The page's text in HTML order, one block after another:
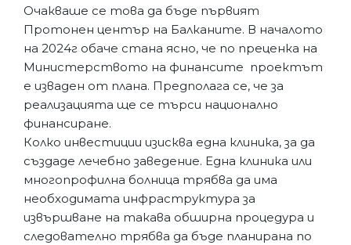
Очакваше се това да бъде първият
Протонен център на Балканите. В началото
на 2024г обаче стана ясно, че по преценка на
Министерството на финансите проектът
е изваден от плана. Предполага се, че за
реализацията ще се търси национално
финансиране.
Колко инвестиции изисква една клиника, за да
създаде лечебно заведение. Една клиника или
многопрофилна болница трябва да има
необходимата инфраструктура за
извършване на такава обширна процедура и
следователно трябва да бъде планирана по